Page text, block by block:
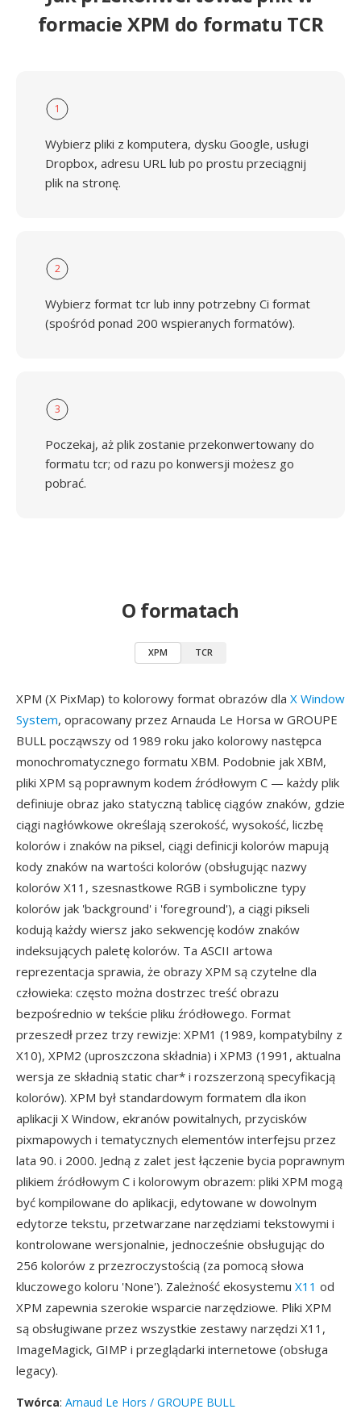
formacie XPM do formatu TCR
1
Wybierz pliki z komputera, dysku Google, usługi
Dropbox, adresu URL lub po prostu przeciągnij
plik na stronę.
2
Wybierz format tcr lub inny potrzebny Ci format
(spośród ponad 200 wspieranych formatów).
3
Poczekaj, aż plik zostanie przekonwertowany do
formatu tcr; od razu po konwersji możesz go
pobrać.
O formatach
XPM TCR
XPM (X PixMap) to kolorowy format obrazów dla X Window
System, opracowany przez Arnauda Le Horsa w GROUPE
BULL począwszy od 1989 roku jako kolorowy następca
monochromatycznego formatu XBM. Podobnie jak XBM,
pliki XPM są poprawnym kodem źródłowym C — każdy plik
definiuje obraz jako statyczną tablicę ciągów znaków, gdzie
ciągi nagłówkowe określają szerokość, wysokość, liczbę
kolorów i znaków na piksel, ciągi definicji kolorów mapują
kody znaków na wartości kolorów (obsługując nazwy
kolorów X11, szesnastkowe RGB i symboliczne typy
kolorów jak 'background' i 'foreground'), a ciągi pikseli
kodują każdy wiersz jako sekwencję kodów znaków
indeksujących paletę kolorów. Ta ASCII artowa
reprezentacja sprawia, że obrazy XPM są czytelne dla
człowieka: często można dostrzec treść obrazu
bezpośrednio w tekście pliku źródłowego. Format
przeszedł przez trzy rewizje: XPM1 (1989, kompatybilny z
X10), XPM2 (uproszczona składnia) i XPM3 (1991, aktualna
wersja ze składnią static char* i rozszerzoną specyfikacją
kolorów). XPM był standardowym formatem dla ikon
aplikacji X Window, ekranów powitalnych, przycisków
pixmapowych i tematycznych elementów interfejsu przez
lata 90. i 2000. Jedną z zalet jest łączenie bycia poprawnym
plikiem źródłowym C i kolorowym obrazem: pliki XPM mogą
być kompilowane do aplikacji, edytowane w dowolnym
edytorze tekstu, przetwarzane narzędziami tekstowymi i
kontrolowane wersjonalnie, jednocześnie obsługując do
256 kolorów z przezroczystością (za pomocą słowa
kluczowego koloru 'None'). Zależność ekosystemu X11 od
XPM zapewnia szerokie wsparcie narzędziowe. Pliki XPM
są obsługiwane przez wszystkie zestawy narzędzi X11,
ImageMagick, GIMP i przeglądarki internetowe (obsługa
legacy).
Twórca: Arnaud Le Hors / GROUPE BULL